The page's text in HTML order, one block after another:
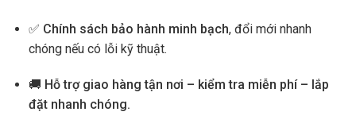
✅ Chính sách bảo hành minh bạch, đổi mới nhanh
chóng nếu có lỗi kỹ thuật.
🚚 Hỗ trợ giao hàng tận nơi – kiểm tra miễn phí – lắp
đặt nhanh chóng.